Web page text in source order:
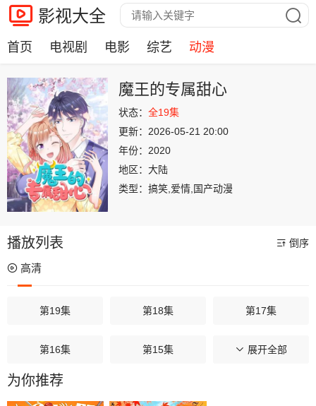
影视大全
首页 电视剧 电影 综艺 动漫
魔王的专属甜心
状态： 全19集
更新： 2026-05-21 20:00
年份： 2020
地区： 大陆
类型： 搞笑,爱情,国产动漫
播放列表 倒序
高清
第19集 第18集 第17集
第16集 第15集 第14集
第13集
展开全部
为你推荐